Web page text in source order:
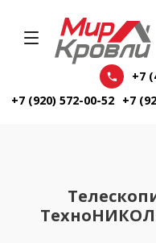
+7
+7 (920) 572-00-52 +7